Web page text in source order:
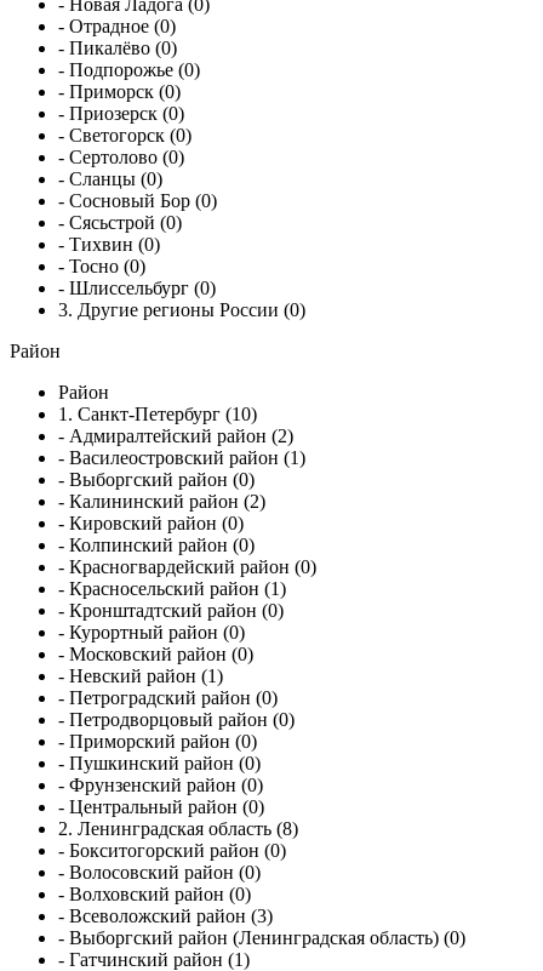
- Новая Ладога (0)
- Отрадное (0)
- Пикалёво (0)
- Подпорожье (0)
- Приморск (0)
- Приозерск (0)
- Светогорск (0)
- Сертолово (0)
- Сланцы (0)
- Сосновый Бор (0)
- Сясьстрой (0)
- Тихвин (0)
- Тосно (0)
- Шлиссельбург (0)
3. Другие регионы России (0)
Район
Район
1. Санкт-Петербург (10)
- Адмиралтейский район (2)
- Василеостровский район (1)
- Выборгский район (0)
- Калининский район (2)
- Кировский район (0)
- Колпинский район (0)
- Красногвардейский район (0)
- Красносельский район (1)
- Кронштадтский район (0)
- Курортный район (0)
- Московский район (0)
- Невский район (1)
- Петроградский район (0)
- Петродворцовый район (0)
- Приморский район (0)
- Пушкинский район (0)
- Фрунзенский район (0)
- Центральный район (0)
2. Ленинградская область (8)
- Бокситогорский район (0)
- Волосовский район (0)
- Волховский район (0)
- Всеволожский район (3)
- Выборгский район (Ленинградская область) (0)
- Гатчинский район (1)